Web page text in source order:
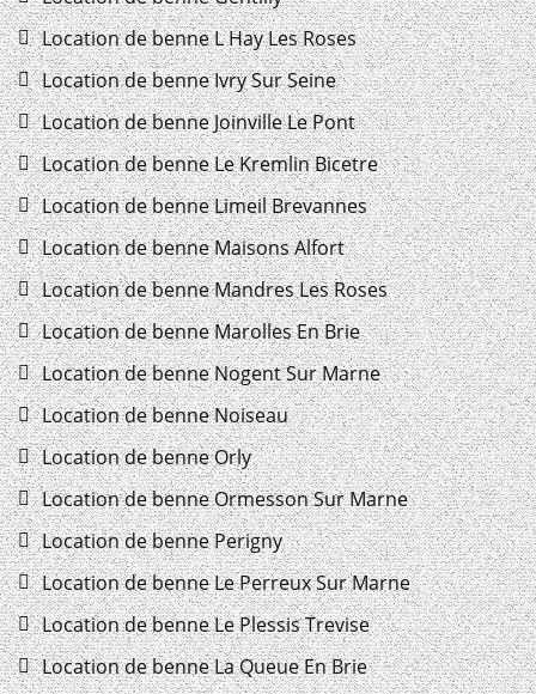
Location de benne L Hay Les Roses
Location de benne Ivry Sur Seine
Location de benne Joinville Le Pont
Location de benne Le Kremlin Bicetre
Location de benne Limeil Brevannes
Location de benne Maisons Alfort
Location de benne Mandres Les Roses
Location de benne Marolles En Brie
Location de benne Nogent Sur Marne
Location de benne Noiseau
Location de benne Orly
Location de benne Ormesson Sur Marne
Location de benne Perigny
Location de benne Le Perreux Sur Marne
Location de benne Le Plessis Trevise
Location de benne La Queue En Brie